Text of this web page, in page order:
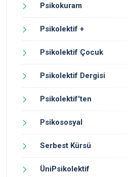
Psikokuram
Psikolektif +
Psikolektif Çocuk
Psikolektif Dergisi
Psikolektif'ten
Psikososyal
Serbest Kürsü
ÜniPsikolektif